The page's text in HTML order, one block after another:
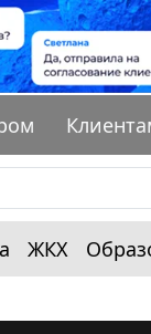
ЖКХ